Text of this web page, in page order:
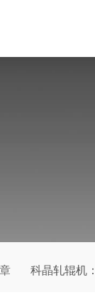
科晶轧辊机